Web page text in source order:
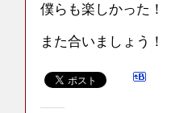
僕らも楽しかった！
また合いましょう！